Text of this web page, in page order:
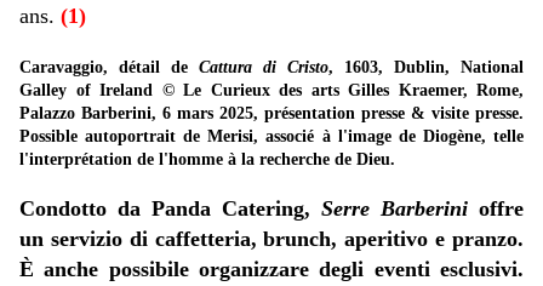
ans. (1)
Caravaggio, détail de Cattura di Cristo, 1603, Dublin, National
Galley of Ireland © Le Curieux des arts Gilles Kraemer, Rome,
Palazzo Barberini, 6 mars 2025, présentation presse & visite presse.
Possible autoportrait de Merisi, associé à l'image de Diogène, telle
l'interprétation de l'homme à la recherche de Dieu.
Condotto da Panda Catering, Serre Barberini offre
un servizio di caffetteria, brunch, aperitivo e pranzo.
È anche possibile organizzare degli eventi esclusivi.